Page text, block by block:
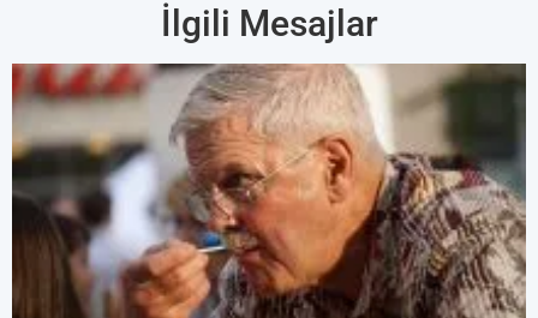
İlgili Mesajlar